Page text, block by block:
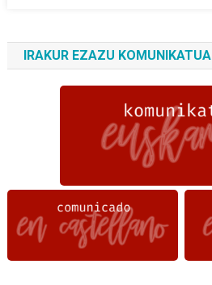
IRAKUR EZAZU KOMUNIKATUA